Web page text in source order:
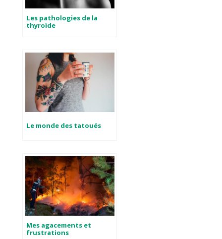
Les pathologies de la
thyroïde
Le monde des tatoués
Mes agacements et
frustrations